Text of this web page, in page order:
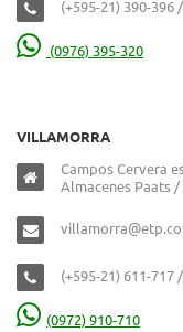
(+595-21) 390-396
(0976) 395-320
VILLAMORRA
Campos Cervera
Almacenes Paats
(+595-21) 611-717 /
(0972) 910-710